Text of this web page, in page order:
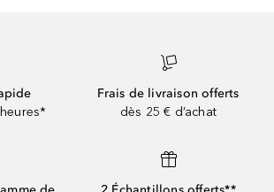
Frais de livraison offerts
dès 25 € d’achat